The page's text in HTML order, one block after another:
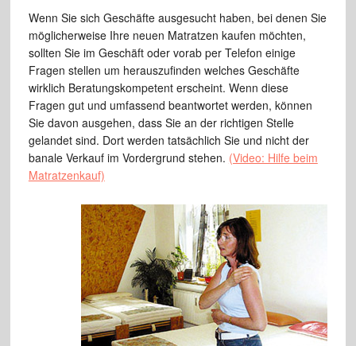
Wenn Sie sich Geschäfte ausgesucht haben, bei denen Sie
möglicherweise Ihre neuen Matratzen kaufen möchten,
sollten Sie im Geschäft oder vorab per Telefon einige
Fragen stellen um herauszufinden welches Geschäfte
wirklich Beratungskompetent erscheint. Wenn diese
Fragen gut und umfassend beantwortet werden, können
Sie davon ausgehen, dass Sie an der richtigen Stelle
gelandet sind. Dort werden tatsächlich Sie und nicht der
banale Verkauf im Vordergrund stehen. (Video: Hilfe beim
Matratzenkauf)